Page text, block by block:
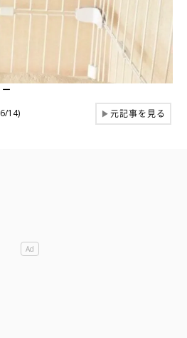
14) ▶元記事を見る